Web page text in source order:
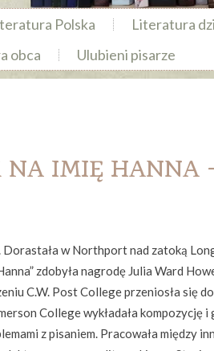
Polska Literatura
obca Ulubieni pisarze
NA IMIĘ HANNA
w Northport nad zatoką
zdobyła nagrodę Julia Ward
C.W. Post College przeniosła się
College wykładała kompozycję
z pisaniem. Pracowała między